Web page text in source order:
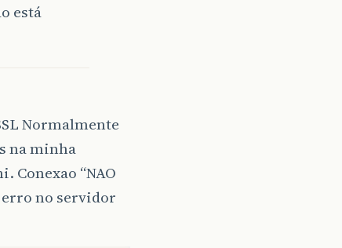
está
Normalmente
na minha
Conexao “NAO
erro no servidor